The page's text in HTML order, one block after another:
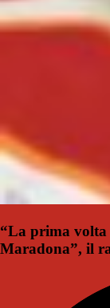
“La prima volta
Maradona”, il